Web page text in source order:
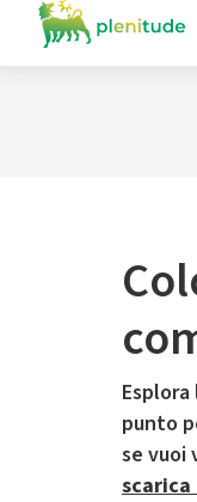
punto
se vuoi
scarica